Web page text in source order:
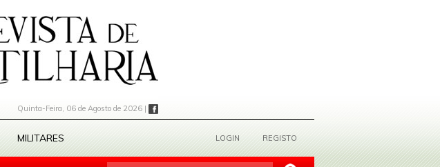
Quinta-Feira, 06 de Agosto de 2026 |
MILITARES LOGIN REGISTO